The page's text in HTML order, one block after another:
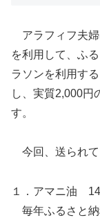
アラフィフ夫婦
を利用して、ふ
ラソンを利用す
し、実質2,000円
す。
今回、送られて
１．アマニ油
毎年ふるさと納